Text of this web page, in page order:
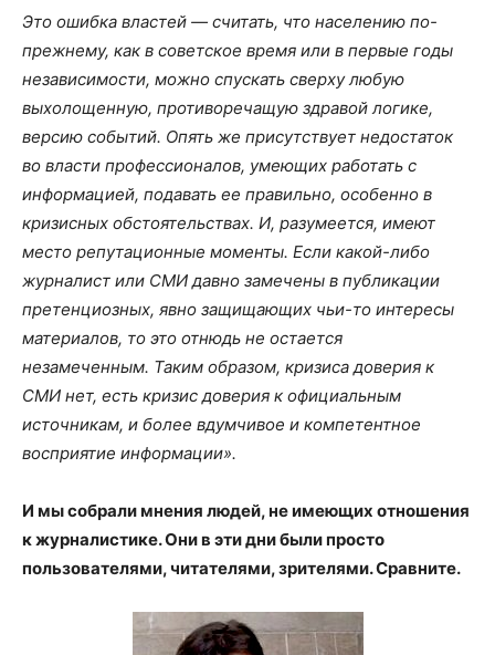
Это ошибка властей — считать, что населению по-
прежнему, как в советское время или в первые годы
независимости, можно спускать сверху любую
выхолощенную, противоречащую здравой логике,
версию событий. Опять же присутствует недостаток
во власти профессионалов, умеющих работать с
информацией, подавать ее правильно, особенно в
кризисных обстоятельствах. И, разумеется, имеют
место репутационные моменты. Если какой-либо
журналист или СМИ давно замечены в публикации
претенциозных, явно защищающих чьи-то интересы
материалов, то это отнюдь не остается
незамеченным. Таким образом, кризиса доверия к
СМИ нет, есть кризис доверия к официальным
источникам, и более вдумчивое и компетентное
восприятие информации».
И мы собрали мнения людей, не имеющих отношения
к журналистике. Они в эти дни были просто
пользователями, читателями, зрителями. Сравните.